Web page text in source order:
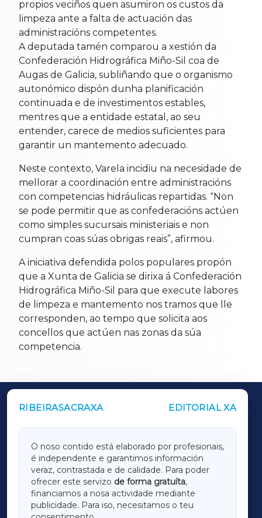
propios veciños quen asumiron os custos da
limpeza ante a falta de actuación das
administracións competentes.
A deputada tamén comparou a xestión da
Confederación Hidrográfica Miño-Sil coa de
Augas de Galicia, subliñando que o organismo
autonómico dispón dunha planificación
continuada e de investimentos estables,
mentres que a entidade estatal, ao seu
entender, carece de medios suficientes para
garantir un mantemento adecuado.
Neste contexto, Varela incidiu na necesidade de
mellorar a coordinación entre administracións
con competencias hidráulicas repartidas. “Non
se pode permitir que as confederacións actúen
como simples sucursais ministeriais e non
cumpran coas súas obrigas reais”, afirmou.
A iniciativa defendida polos populares propón
que a Xunta de Galicia se dirixa á Confederación
Hidrográfica Miño-Sil para que execute labores
de limpeza e mantemento nos tramos que lle
corresponden, ao tempo que solicita aos
concellos que actúen nas zonas da súa
competencia.
RIBEIRASACRAXA EDITORIAL XA
O noso contido está elaborado por profesionais,
é independente e garantimos información
veraz, contrastada e de calidade. Para poder
ofrecer este servizo de forma gratuíta,
financiamos a nosa actividade mediante
publicidade. Para iso, necesitamos o teu
OUTROS PERIÓDICOS
LUGOXA
TERRACHAXA